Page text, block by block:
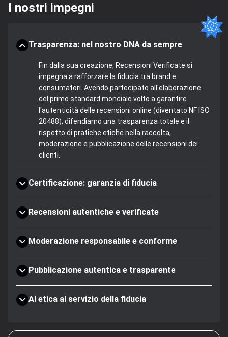
I nostri impegni
Trasparenza: nel nostro DNA da sempre
Fin dalla sua creazione, Recensioni Verificate si
impegna a rafforzare la fiducia tra brand e
consumatori. Avendo partecipato all'elaborazione
del primo standard mondiale volto a garantire
l'autenticità delle recensioni online (diventato NF ISO
20488), difendiamo una trasparenza totale e il
rispetto di pratiche etiche nella raccolta,
moderazione e pubblicazione delle recensioni dei
clienti.
Certificazione: garanzia di fiducia
Recensioni autentiche e verificate
Moderazione responsabile e conforme
Pubblicazione autentica e trasparente
AI etica al servizio della fiducia